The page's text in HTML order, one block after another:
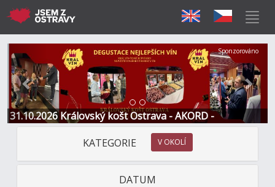
31.10.2026 Královský košt Ostrava - AKORD -
Restaurace a Hotel
Předchozí Další
Sponzorováno
KATEGORIE V OKOLÍ
DATUM